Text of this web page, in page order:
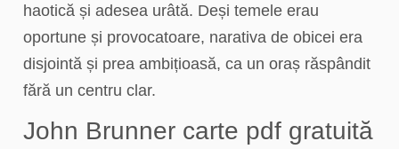
haotică și adesea urâtă. Deși temele erau
oportune și provocatoare, narativa de obicei era
disjointă și prea ambițioasă, ca un oraș răspândit
fără un centru clar.
John Brunner carte pdf gratuită